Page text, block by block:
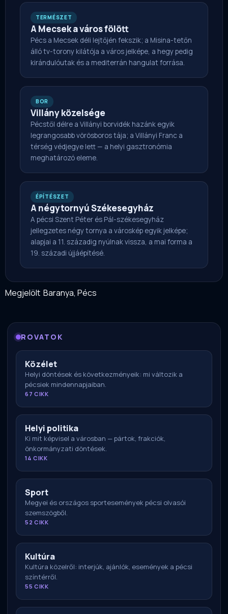
TERMÉSZET
A Mecsek a város fölött
Pécs a Mecsek déli lejtőjén fekszik; a Misina-tetőn
álló tv-torony kilátója a város jelképe, a hegy pedig
kirándulóutak és a mediterrán hangulat forrása.
BOR
Villány közelsége
Pécstől délre a Villányi borvidék hazánk egyik
legrangosabb vörösboros tája; a Villányi Franc a
térség védjegye lett — a helyi gasztronómia
meghatározó eleme.
ÉPÍTÉSZET
A négytornyú Székesegyház
A pécsi Szent Péter és Pál-székesegyház
jellegzetes négy tornya a városkép egyik jelképe;
alapjai a 11. századig nyúlnak vissza, a mai forma a
19. századi újjáépítésé.
Megjelölt Baranya,Pécs
ROVATOK
Közélet
Helyi döntések és következményeik: mi változik a
pécsiek mindennapjaiban.
67 CIKK
Helyi politika
Ki mit képvisel a városban — pártok, frakciók,
önkormányzati döntések.
14 CIKK
Sport
Megyei és országos sportesemények pécsi olvasói
szemszögből.
52 CIKK
Kultúra
Kultúra közelről: interjúk, ajánlók, események a pécsi
színtérről.
55 CIKK